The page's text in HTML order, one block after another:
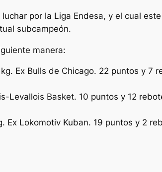
por la Liga Endesa, y el cual
subcampeón.
manera:
Ex Bulls de Chicago. 22 puntos y 7
Levallois Basket. 10 puntos y 12
Ex Lokomotiv Kuban. 19 puntos y 2